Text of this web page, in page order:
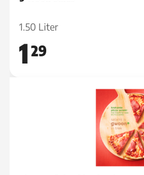
1.50 Liter
1 29